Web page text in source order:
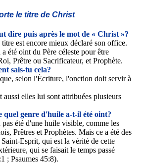
le titre de Christ
dire puis après le mot de « Christ »?
titre est encore mieux déclaré son office.
été oint du Père céleste pour être
Prêtre ou Sacrificateur, et Prophète.
sais-tu cela?
selon l'Écriture, l'onction doit servir à
aussi elles lui sont attribuées plusieurs
quel genre d'huile a-t-il été oint?
pas été d'une huile visible, comme les
Prêtres et Prophètes. Mais ce a été des
Saint-Esprit, qui est la vérité de cette
qui se faisait le temps passé
; Psaumes 45:8).